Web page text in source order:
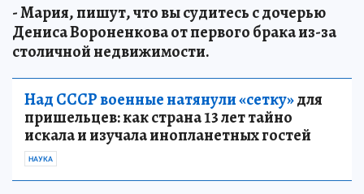
- Мария, пишут, что вы судитесь с дочерью
Дениса Вороненкова от первого брака из-за
столичной недвижимости.
Над СССР военные натянули «сетку»для
пришельцев: как страна 13 лет тайно
искала и изучала инопланетных гостей
НАУКА